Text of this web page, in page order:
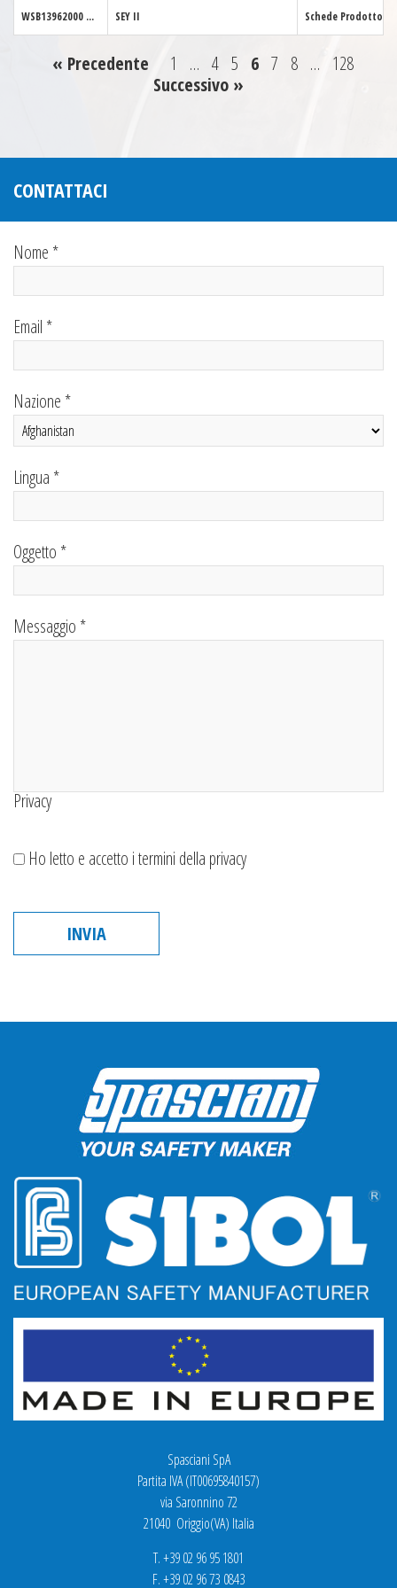
WSB13962000 ... SEY II Schede Prodotto
« Precedente 1 … 4 5 6 7 8 … 128
Successivo »
CONTATTACI
Nome *
Email *
Nazione *
Lingua *
Oggetto *
Messaggio *
Privacy
Ho letto e accetto i termini della privacy
Spasciani SpA
Partita IVA (IT00695840157)
via Saronnino 72
21040 Origgio(VA) Italia
T. +39 02 96 95 1801
F. +39 02 96 73 0843